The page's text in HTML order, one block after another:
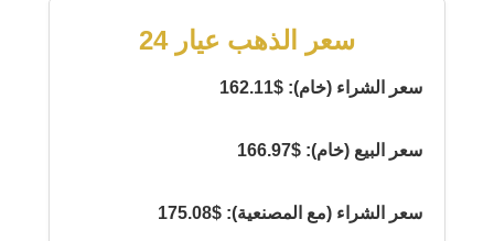
سعر الذهب عيار 24
سعر الشراء (خام): $162.11
سعر البيع (خام): $166.97
سعر الشراء (مع المصنعية): $175.08